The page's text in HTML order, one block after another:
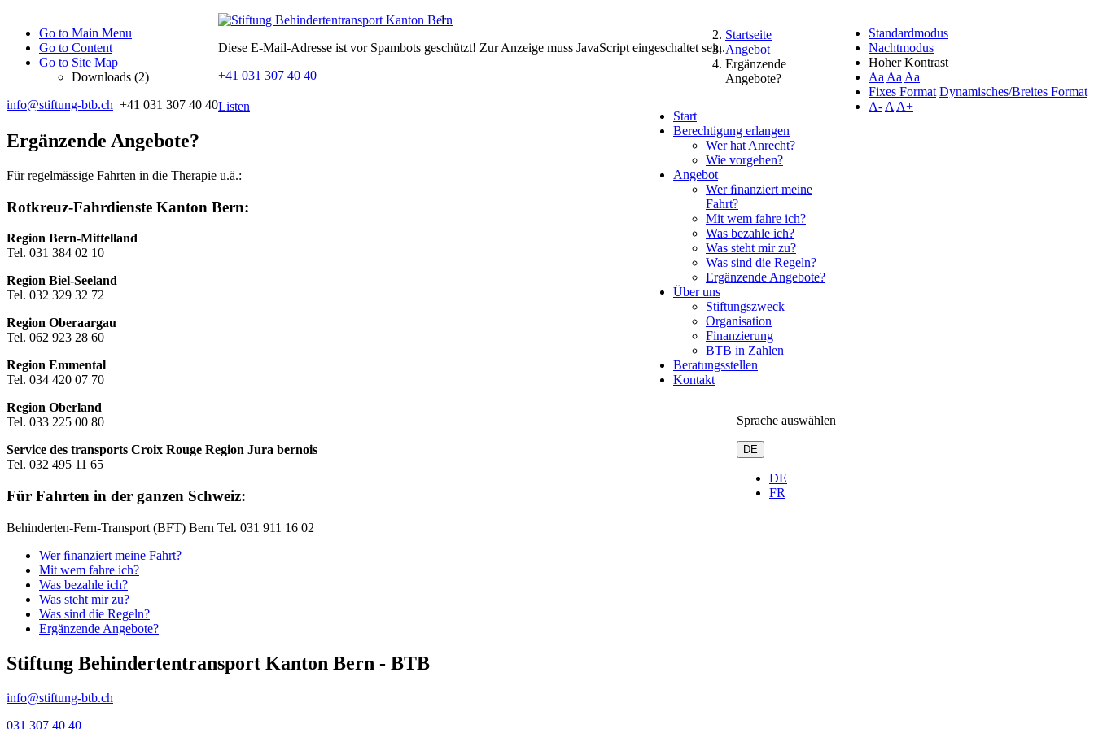
Go to Main Menu
Go to Content
Go to Site Map
Downloads (2)
info@stiftung-btb.ch +41 031 307 40 40
Standardmodus
Nachtmodus
Hoher Kontrast
Aa Aa Aa
Fixes Format Dynamisches/Breites Format
A- A A+
Diese E-Mail-Adresse ist vor Spambots geschützt! Zur Anzeige muss JavaScript eingeschaltet sein.
+41 031 307 40 40
Start
Berechtigung erlangen
Wer hat Anrecht?
Wie vorgehen?
Angebot
Wer ﬁnanziert meine
Fahrt?
Mit wem fahre ich?
Was bezahle ich?
Was steht mir zu?
Was sind die Regeln?
Ergänzende Angebote?
Über uns
Stiftungszweck
Organisation
Finanzierung
BTB in Zahlen
Beratungsstellen
Kontakt
Sprache auswählen
DE
DE
FR
Startseite
Angebot
Ergänzende
Angebote?
Listen
Ergänzende Angebote?
Für regelmässige Fahrten in die Therapie u.ä.:
Rotkreuz-Fahrdienste Kanton Bern:
Region Bern-Mittelland
Tel. 031 384 02 10
Region Biel-Seeland
Tel. 032 329 32 72
Region Oberaargau
Tel. 062 923 28 60
Region Emmental
Tel. 034 420 07 70
Region Oberland
Tel. 033 225 00 80
Service des transports Croix Rouge Region Jura bernois
Tel. 032 495 11 65
Für Fahrten in der ganzen Schweiz:
Behinderten-Fern-Transport (BFT) Bern Tel. 031 911 16 02
Wer ﬁnanziert meine Fahrt?
Mit wem fahre ich?
Was bezahle ich?
Was steht mir zu?
Was sind die Regeln?
Ergänzende Angebote?
Stiftung Behindertentransport Kanton Bern - BTB
info@stiftung-btb.ch
031 307 40 40